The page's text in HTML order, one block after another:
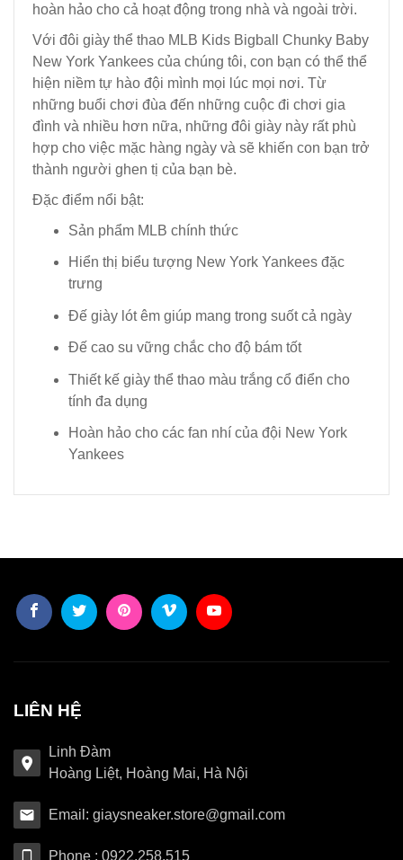
hoàn hảo cho cả hoạt động trong nhà và ngoài trời.
Với đôi giày thể thao MLB Kids Bigball Chunky Baby
New York Yankees của chúng tôi, con bạn có thể thể
hiện niềm tự hào đội mình mọi lúc mọi nơi. Từ
những buổi chơi đùa đến những cuộc đi chơi gia
đình và nhiều hơn nữa, những đôi giày này rất phù
hợp cho việc mặc hàng ngày và sẽ khiến con bạn trở
thành người ghen tị của bạn bè.
Đặc điểm nổi bật:
Sản phẩm MLB chính thức
Hiển thị biểu tượng New York Yankees đặc
trưng
Đế giày lót êm giúp mang trong suốt cả ngày
Đế cao su vững chắc cho độ bám tốt
Thiết kế giày thể thao màu trắng cổ điển cho
tính đa dụng
Hoàn hảo cho các fan nhí của đội New York
Yankees
LIÊN HỆ
Linh Đàm
Hoàng Liệt, Hoàng Mai, Hà Nội
Email: giaysneaker.store@gmail.com
Phone : 0922.258.515